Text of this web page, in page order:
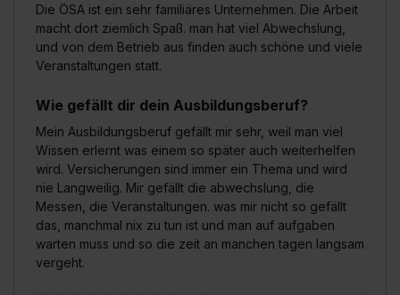
Die ÖSA ist ein sehr familiäres Unternehmen. Die Arbeit
macht dort ziemlich Spaß. man hat viel Abwechslung,
und von dem Betrieb aus finden auch schöne und viele
Veranstaltungen statt.
Wie gefällt dir dein Ausbildungsberuf?
Mein Ausbildungsberuf gefällt mir sehr, weil man viel
Wissen erlernt was einem so später auch weiterhelfen
wird. Versicherungen sind immer ein Thema und wird
nie Langweilig. Mir gefällt die abwechslung, die
Messen, die Veranstaltungen. was mir nicht so gefällt
das, manchmal nix zu tun ist und man auf aufgaben
warten muss und so die zeit an manchen tagen langsam
vergeht.